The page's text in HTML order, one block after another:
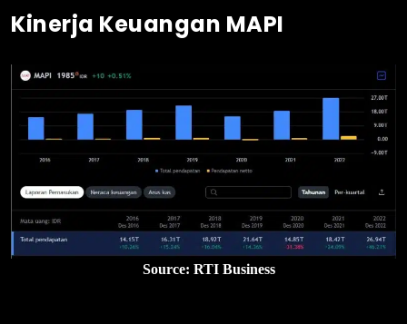
Kinerja Keuangan MAPI
Source: RTI Business